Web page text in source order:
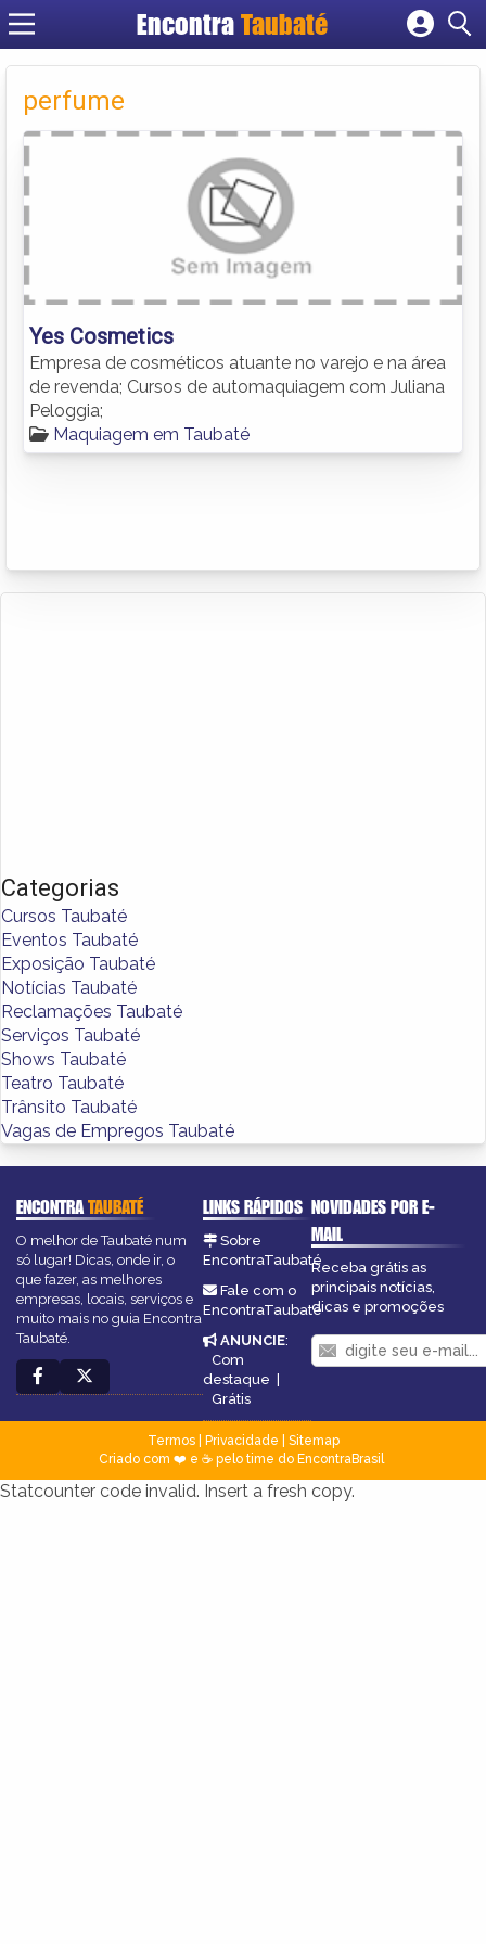
EncontraTaubaté
Cadastrar empresa
perfume
Yes Cosmetics
Empresa de cosméticos atuante no varejo e na área
de revenda; Cursos de automaquiagem com Juliana
Peloggia;
Maquiagem em Taubaté
Categorias
Cursos Taubaté
Eventos Taubaté
Exposição Taubaté
Notícias Taubaté
Reclamações Taubaté
Serviços Taubaté
Shows Taubaté
Teatro Taubaté
Trânsito Taubaté
Vagas de Empregos Taubaté
ENCONTRATAUBATÉ
O melhor de Taubaté num
só lugar! Dicas, onde ir, o
que fazer, as melhores
empresas, locais, serviços e
muito mais no guia Encontra
Taubaté.
LINKS RÁPIDOS
Sobre
EncontraTaubaté
Fale com o
EncontraTaubaté
ANUNCIE:
Com
destaque |
Grátis
NOVIDADES POR E-
MAIL
Receba grátis as
principais notícias,
dicas e promoções
Termos| Privacidade
Sitemap
Criado com ❤️ e ☕ pelo time do EncontraBrasil
Statcounter code invalid. Insert a fresh copy.